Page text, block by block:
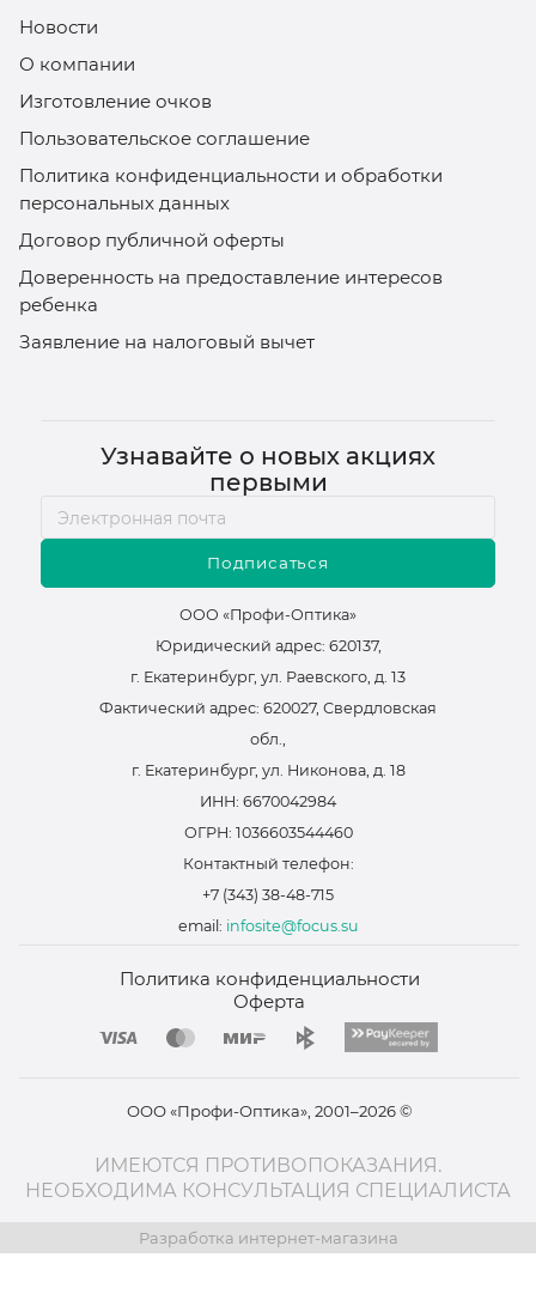
Новости
О компании
Изготовление очков
Пользовательское соглашение
Политика конфиденциальности и обработки
персональных данных
Договор публичной оферты
Доверенность на предоставление интересов
ребенка
Заявление на налоговый вычет
Узнавайте о новых акциях
первыми
Подписаться
ООО «Профи-Оптика»
Юридический адрес: 620137,
г. Екатеринбург, ул. Раевского, д. 13
Фактический адрес: 620027, Свердловская
обл.,
г. Екатеринбург, ул. Никонова, д. 18
ИНН: 6670042984
ОГРН: 1036603544460
Контактный телефон:
+7 (343) 38-48-715
email: infosite@focus.su
ООО «Профи-Оптика», 2001–2026 ©
Политика конфиденциальности
Оферта
ИМЕЮТСЯ ПРОТИВОПОКАЗАНИЯ.
НЕОБХОДИМА КОНСУЛЬТАЦИЯ СПЕЦИАЛИСТА
Разработка интернет-магазина